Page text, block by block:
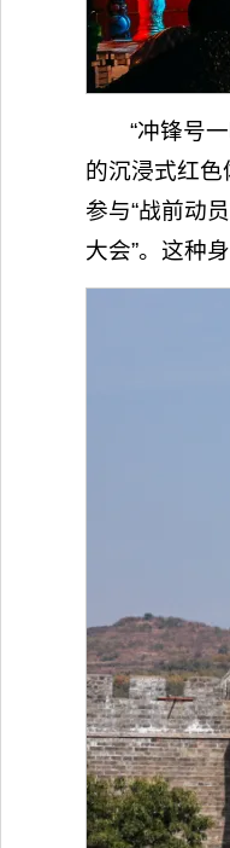
“冲锋号
的沉浸式红
参与“战前动
大会”。这种